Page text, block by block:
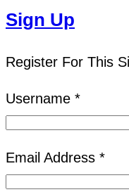
Sign Up
Register For This
Username *
Email Address *